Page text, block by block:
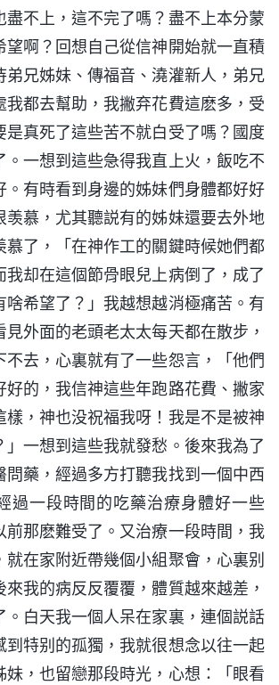
盡不上，這不完了嗎？盡不上本分蒙
望啊？回想自己從信神開始就一直積
弟兄姊妹、傳福音、澆灌新人，弟兄
我都去幫助，我撇弃花費這麽多，受
是真死了這些苦不就白受了嗎？國度
。一想到這些急得我直上火，飯吃不
。有時看到身邊的姊妹們身體都好好
羡慕，尤其聽説有的姊妹還要去外地
慕了，「在神作工的關鍵時候她們都
我却在這個節骨眼兒上病倒了，成了
啥希望了？」我越想越消極痛苦。有
外面的老頭老太太每天都在散步，
不去，心裏就有了一些怨言，「他們
好的，我信神這些年跑路花費、撇家
樣，神也没祝福我呀！我是不是被神
」一想到這些我就發愁。後來我為了
問藥，經過多方打聽我找到一個中西
過一段時間的吃藥治療身體好一些
前那麽難受了。又治療一段時間，我
就在家附近帶幾個小組聚會，心裏别
我的病反反覆覆，體質越來越差，
。白天我一個人呆在家裏，連個説話
到特别的孤獨，我就很想念以往一起
妹，也留戀那段時光，心想：「眼看